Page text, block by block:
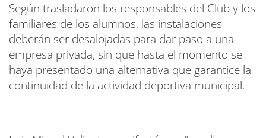
Según trasladaron los responsables del Club y los
familiares de los alumnos, las instalaciones
deberán ser desalojadas para dar paso a una
empresa privada, sin que hasta el momento se
haya presentado una alternativa que garantice la
continuidad de la actividad deportiva municipal.